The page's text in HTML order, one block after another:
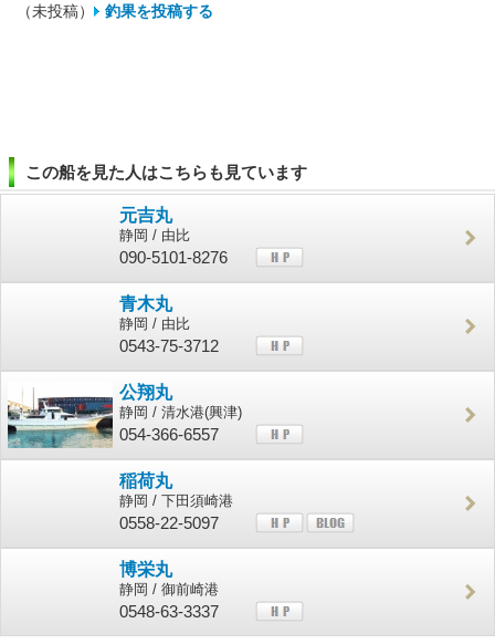
（未投稿） 釣果を投稿する
この船を見た人はこちらも見ています
元吉丸
静岡 / 由比
090-5101-8276
青木丸
静岡 / 由比
0543-75-3712
公翔丸
静岡 / 清水港(興津)
054-366-6557
稲荷丸
静岡 / 下田須崎港
0558-22-5097
博栄丸
静岡 / 御前崎港
0548-63-3337